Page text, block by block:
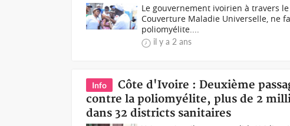
Le gouvernement ivoirien à travers
Couverture Maladie Universelle, ne
poliomyélite....
il y a 2 ans
Info
Côte d'Ivoire : Deuxième
contre la poliomyélite, plus de 2
dans 32 districts sanitaires